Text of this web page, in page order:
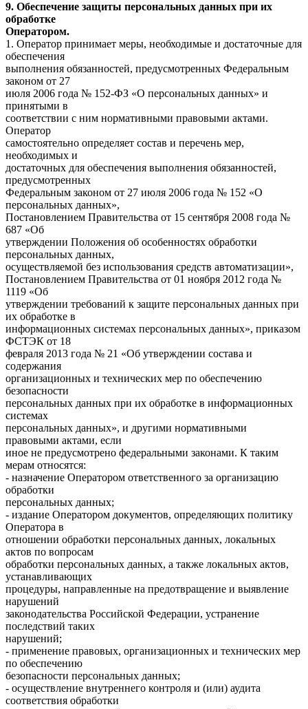
9. Обеспечение защиты персональных данных при их
обработке
Оператором.
1. Оператор принимает меры, необходимые и достаточные для
обеспечения
выполнения обязанностей, предусмотренных Федеральным
законом от 27
июля 2006 года № 152-ФЗ «О персональных данных» и
принятыми в
соответствии с ним нормативными правовыми актами.
Оператор
самостоятельно определяет состав и перечень мер,
необходимых и
достаточных для обеспечения выполнения обязанностей,
предусмотренных
Федеральным законом от 27 июля 2006 года № 152 «О
персональных данных»,
Постановлением Правительства от 15 сентября 2008 года №
687 «Об
утверждении Положения об особенностях обработки
персональных данных,
осуществляемой без использования средств автоматизации»,
Постановлением Правительства от 01 ноября 2012 года №
1119 «Об
утверждении требований к защите персональных данных при
их обработке в
информационных системах персональных данных», приказом
ФСТЭК от 18
февраля 2013 года № 21 «Об утверждении состава и
содержания
организационных и технических мер по обеспечению
безопасности
персональных данных при их обработке в информационных
системах
персональных данных», и другими нормативными
правовыми актами, если
иное не предусмотрено федеральными законами. К таким
мерам относятся:
- назначение Оператором ответственного за организацию
обработки
персональных данных;
- издание Оператором документов, определяющих политику
Оператора в
отношении обработки персональных данных, локальных
актов по вопросам
обработки персональных данных, а также локальных актов,
устанавливающих
процедуры, направленные на предотвращение и выявление
нарушений
законодательства Российской Федерации, устранение
последствий таких
нарушений;
- применение правовых, организационных и технических мер
по обеспечению
безопасности персональных данных;
- осуществление внутреннего контроля и (или) аудита
соответствия обработки